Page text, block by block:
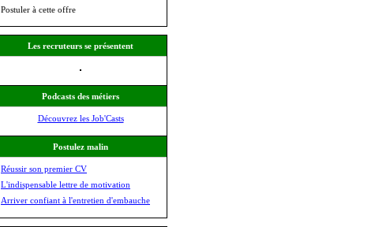
Postuler à cette offre
Les recruteurs se présentent
Podcasts des métiers
Découvrez les Job'Casts
Postulez malin
Réussir son premier CV
L'indispensable lettre de motivation
Arriver confiant à l'entretien d'embauche